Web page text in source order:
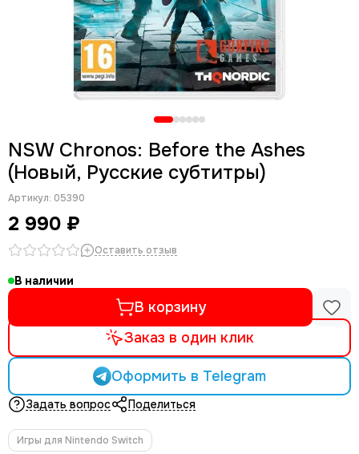
NSW Chronos: Before the Ashes
(Новый, Русские субтитры)
Артикул: 05390
2 990 ₽
Оставить отзыв
В наличии
В корзину
Заказ в один клик
Оформить в Telegram
Задать вопрос Поделиться
Игры для Nintendo Switch